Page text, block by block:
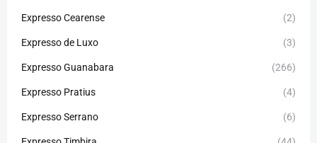
Expresso Cearense (2)
Expresso de Luxo (3)
Expresso Guanabara (266)
Expresso Pratius (4)
Expresso Serrano (6)